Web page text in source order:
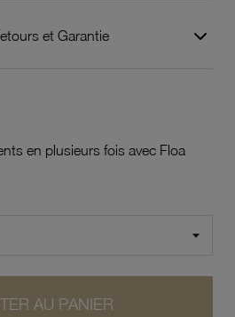
et Garantie
en plusieurs fois avec Floa
AU PANIER